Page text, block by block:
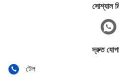
সোশ্যাল
দ্রুত
টেল